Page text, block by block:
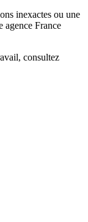
inexactes ou une
agence France
, consultez